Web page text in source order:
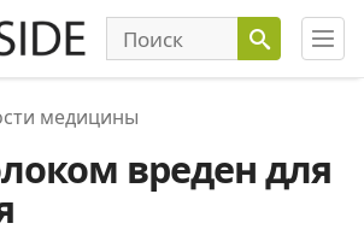
медицины
вреден для